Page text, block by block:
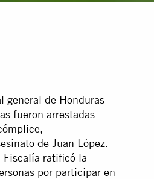
general de Honduras
fueron arrestadas
de Juan López.
Fiscalía ratificó la
por participar en